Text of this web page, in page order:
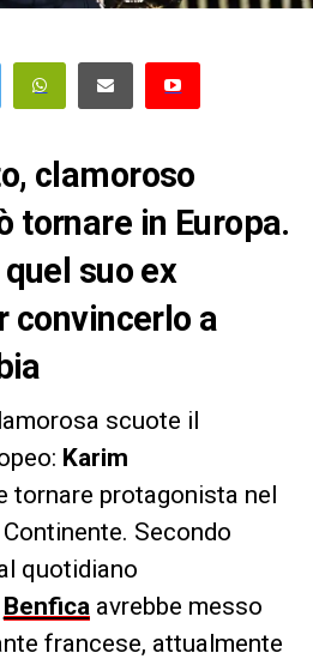
clamoroso
tornare in Europa.
suo ex
convincerlo a
scuote il
Karim
tornare protagonista nel
Secondo
quotidiano
Benfica avrebbe messo
francese, attualmente